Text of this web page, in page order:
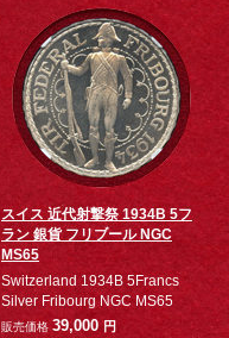
スイス 近代射撃祭 1934B 5フ
ラン 銀貨 フリブール NGC
MS65
Switzerland 1934B 5Francs
Silver Fribourg NGC MS65
販売価格 39,000 円